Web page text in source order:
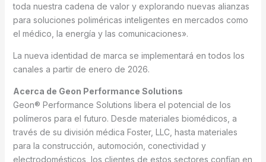
toda nuestra cadena de valor y explorando nuevas alianzas
para soluciones poliméricas inteligentes en mercados como
el médico, la energía y las comunicaciones».
La nueva identidad de marca se implementará en todos los
canales a partir de enero de 2026.
Acerca de Geon Performance Solutions
Geon® Performance Solutions libera el potencial de los
polímeros para el futuro. Desde materiales biomédicos, a
través de su división médica Foster, LLC, hasta materiales
para la construcción, automoción, conectividad y
electrodomésticos, los clientes de estos sectores confían en